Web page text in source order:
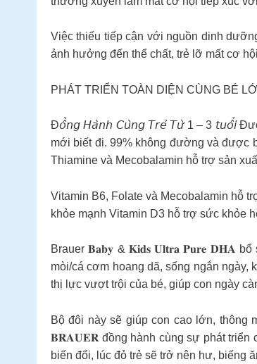
Việc thiếu tiếp cận với nguồn dinh
ảnh hưởng đến thể chất, trẻ lỡ mất cơ
PHÁT TRIỂN TOÀN DIỆN CÙNG BÉ
Đ𝘰̂̀𝘯𝘨 𝘏𝘢̀𝘯𝘩 𝘊𝘶̀𝘯𝘨 𝘛𝘳𝘦̉ 𝘛𝘶̛̀ 1 – 3 𝘵𝘶𝘰̂̉𝘪
mới biết đi. 99% không đường và được
Thiamine và Mecobalamin hỗ trợ sản
Vitamin B6, Folate và Mecobalamin hỗ
khỏe mạnh Vitamin D3 hỗ trợ sức khỏe
Brauer 𝐁𝐚𝐛𝐲 & 𝐊𝐢𝐝𝐬 𝐔𝐥𝐭𝐫𝐚 𝐏𝐮𝐫𝐞 𝐃𝐇𝐀
mòi/cá cơm hoang dã, sống ngắn
thị lực vượt trội của bé, giúp con ngày
Bộ đôi này sẽ giúp con cao lớn, thông
𝐁𝐑𝐀𝐔𝐄𝐑 đồng hành cùng sự phát triển
biến đổi, lúc đỏ trẻ sẽ trở nên hư, biếng